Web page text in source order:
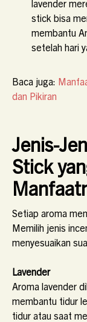
lavender
stick bisa
membantu
setelah hari
Baca juga:
dan Pikiran
Jenis-
Stick
Setiap aroma
Memilih jenis
menyesuaikan
Lavender
Aroma lavender
membantu tidur
tidur atau saat